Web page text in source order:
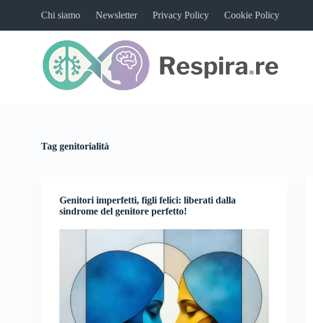
l
Chi siamo Newsletter Privacy Policy Cookie Policy
Tag genitorialità
Genitori imperfetti, figli felici: liberati dalla
sindrome del genitore perfetto!